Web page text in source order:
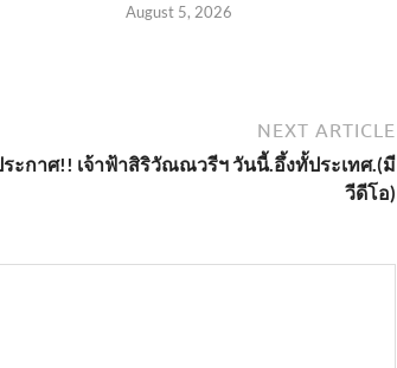
August 5, 2026
NEXT ARTICLE
ระกาศ!! เจ้าฟ้าสิริวัณณวรีฯ วันนี้.อึ้งทั้ประเทศ.(มี
วีดีโอ)